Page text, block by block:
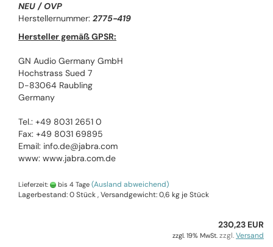
NEU / OVP
Herstellernummer: 2775-419
Hersteller gemäß GPSR:
GN Audio Germany GmbH
Hochstrass Sued 7
D-83064 Raubling
Germany
Tel.: +49 8031 2651 0
Fax: +49 8031 69895
Email: info.de@jabra.com
www: www.jabra.com.de
Lieferzeit: bis 4 Tage (Ausland abweichend)
Lagerbestand: 0 Stück , Versandgewicht:0,6 kg je Stück
230,23 EUR
zzgl. 19% MwSt. zzgl.Versand